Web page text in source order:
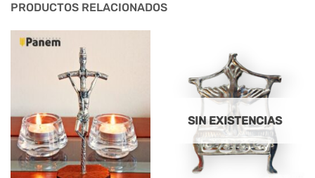
PRODUCTOS RELACIONADOS
SIN EXISTENCIAS